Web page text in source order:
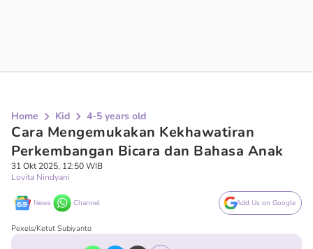
Home Kid 4-5 years old
Cara Mengemukakan Kekhawatiran
Perkembangan Bicara dan Bahasa Anak
31 Okt 2025, 12:50 WIB
Lovita Nindyani
News Channel Add Us on Google
Pexels/Ketut Subiyanto